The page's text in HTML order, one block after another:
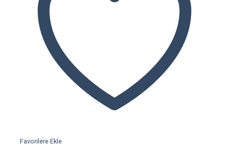
Favorilere Ekle